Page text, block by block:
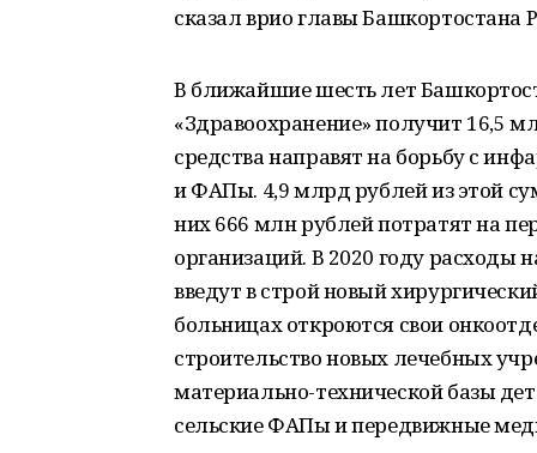
сказал врио главы Башкортостана
В ближайшие шесть лет
«Здравоохранение» получит 16,5
средства направят на борьбу с
и ФАПы. 4,9 млрд рублей из этой
них 666 млн рублей потратят на
организаций. В 2020 году расходы
введут в строй новый
больницах откроются свои
строительство новых лечебных
материально-технической базы
сельские ФАПы и передвижные